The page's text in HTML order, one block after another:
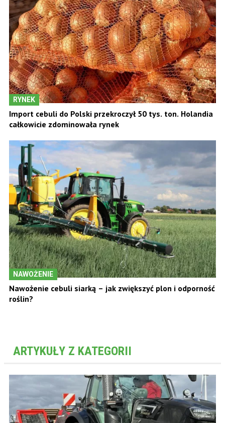
RYNEK
Import cebuli do Polski przekroczył 50 tys. ton. Holandia
całkowicie zdominowała rynek
NAWOŻENIE
Nawożenie cebuli siarką – jak zwiększyć plon i odporność
roślin?
ARTYKUŁY Z KATEGORII